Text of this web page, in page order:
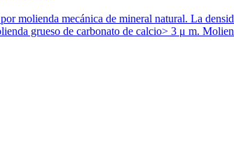
molienda mecánica de mineral natural. La
grueso de carbonato de calcio> 3 μ m.